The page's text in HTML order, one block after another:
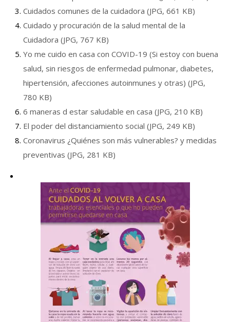
Cuidados comunes de la cuidadora (JPG, 661 KB)
Cuidado y procuración de la salud mental de la
Cuidadora (JPG, 767 KB)
Yo me cuido en casa con COVID-19 (Si estoy con buena
salud, sin riesgos de enfermedad pulmonar, diabetes,
hipertensión, afecciones autoinmunes y otras) (JPG,
780 KB)
6 maneras d estar saludable en casa (JPG, 210 KB)
El poder del distanciamiento social (JPG, 249 KB)
Coronavirus ¿Quiénes son más vulnerables? y medidas
preventivas (JPG, 281 KB)